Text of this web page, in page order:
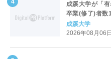
成蹊大学が「
卒業(修了)者数
全国第1位を
4.3pt）に伸長
成蹊大学
2026年08月06